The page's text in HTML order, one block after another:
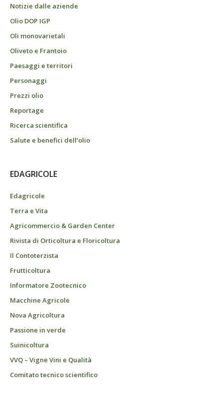
Notizie dalle aziende
Olio DOP IGP
Oli monovarietali
Oliveto e Frantoio
Paesaggi e territori
Personaggi
Prezzi olio
Reportage
Ricerca scientifica
Salute e benefici dell’olio
EDAGRICOLE
Edagricole
Terra e Vita
Agricommercio & Garden Center
Rivista di Orticoltura e Floricoltura
Il Contoterzista
Frutticoltura
Informatore Zootecnico
Macchine Agricole
Nova Agricoltura
Passione in verde
Suinicoltura
VVQ – Vigne Vini e Qualità
Comitato tecnico scientifico